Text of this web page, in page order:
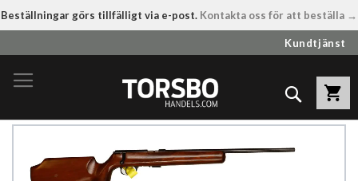
Beställningar görs tillfälligt via e-post. Kontakta oss för att beställa →
till
innehållet
Kundtjänst
Sök